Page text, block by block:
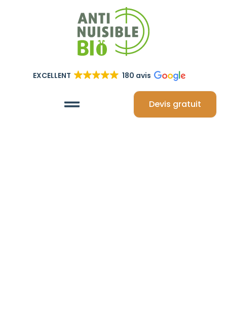
EXCELLENT 180 avis
Devis gratuit